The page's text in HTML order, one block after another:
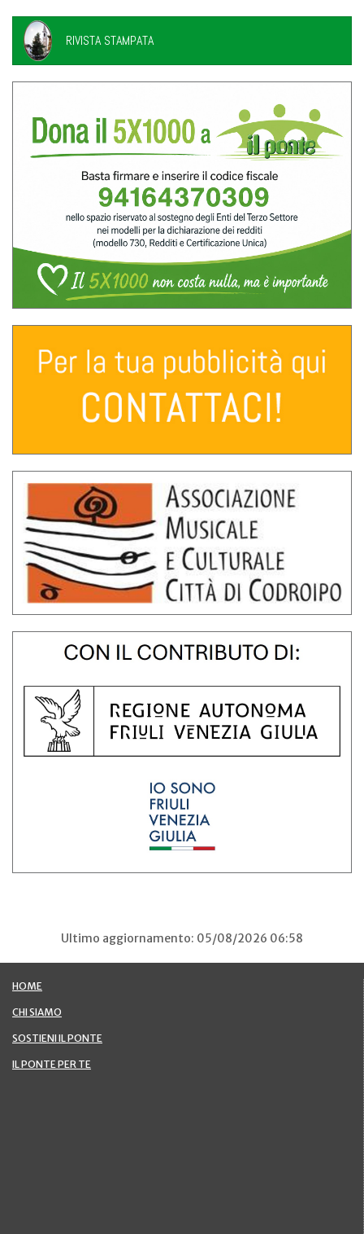
RIVISTA STAMPATA
Ultimo aggiornamento: 05/08/2026 06:58
HOME
CHI SIAMO
SOSTIENI IL PONTE
IL PONTE PER TE